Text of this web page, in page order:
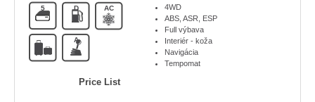
5 D AC
A
4WD
ABS, ASR, ESP
Full výbava
Interiér - koža
Navigácia
Tempomat
Price List